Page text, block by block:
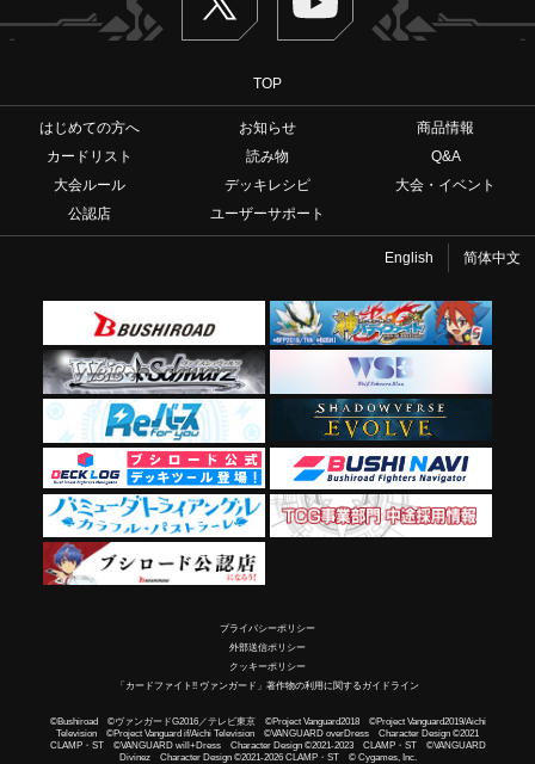
TOP
はじめての方へ お知らせ
商品情報
カードリスト
読み物
Q&A
大会ルール
デッキレシピ
大会・イベント
公認店
ユーザーサポート
English 简体中文
プライバシーポリシー
外部送信ポリシー
クッキーポリシー
「カードファイト!! ヴァンガード」著作物の利用に関するガイドライン
©Bushiroad ©ヴァンガードG2016／テレビ東京 ©Project Vanguard2018 ©Project Vanguard2019/Aichi
Television ©Project Vanguard if/Aichi Television ©VANGUARD overDress Character Design ©2021
CLAMP・ST ©VANGUARD will+Dress Character Design ©2021-2023 CLAMP・ST ©VANGUARD
Divinez Character Design ©2021-2026 CLAMP・ST © Cygames, Inc.